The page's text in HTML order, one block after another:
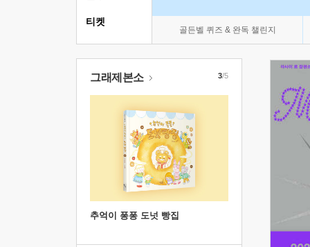
골든벨 퀴즈 & 완독 챌린지
티켓
그래제본소
추억이 퐁퐁 도넛 빵집
3/5